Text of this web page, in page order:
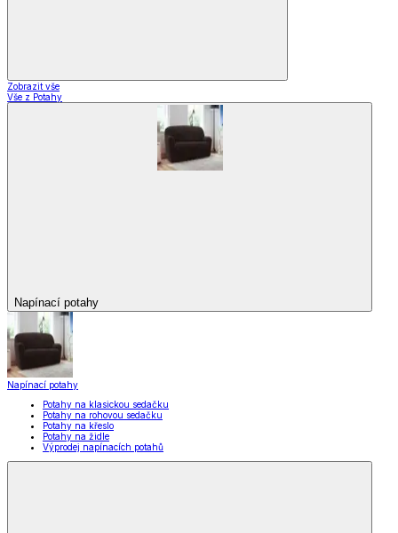
Zobrazit vše
Vše z Potahy
Napínací potahy
Napínací potahy
Potahy na klasickou sedačku
Potahy na rohovou sedačku
Potahy na křeslo
Potahy na židle
Výprodej napínacích potahů